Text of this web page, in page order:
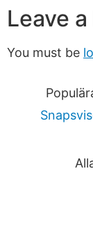
Leave
You must be